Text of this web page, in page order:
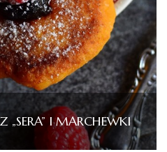
„SERA” I MARCHEWKI